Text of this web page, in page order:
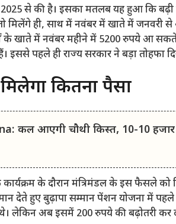
2025 से की है। इसका मतलब यह हुआ कि
ही, साथ में नवंबर में खाते में जनवरी
में नवंबर महीने में 5200 रुपये आ सकते
पहले ही राज्य सरकार ने बड़ा तोहफा
कितना पैसा
कल आएगी चौथी किस्त, 10-10
के दौरान मंत्रिमंडल के इस फैसले को
देते हुए बुढ़ापा सम्मान पेंशन योजना में पहले
लेकिन अब इसमें 200 रुपये की बढ़ोतरी कर